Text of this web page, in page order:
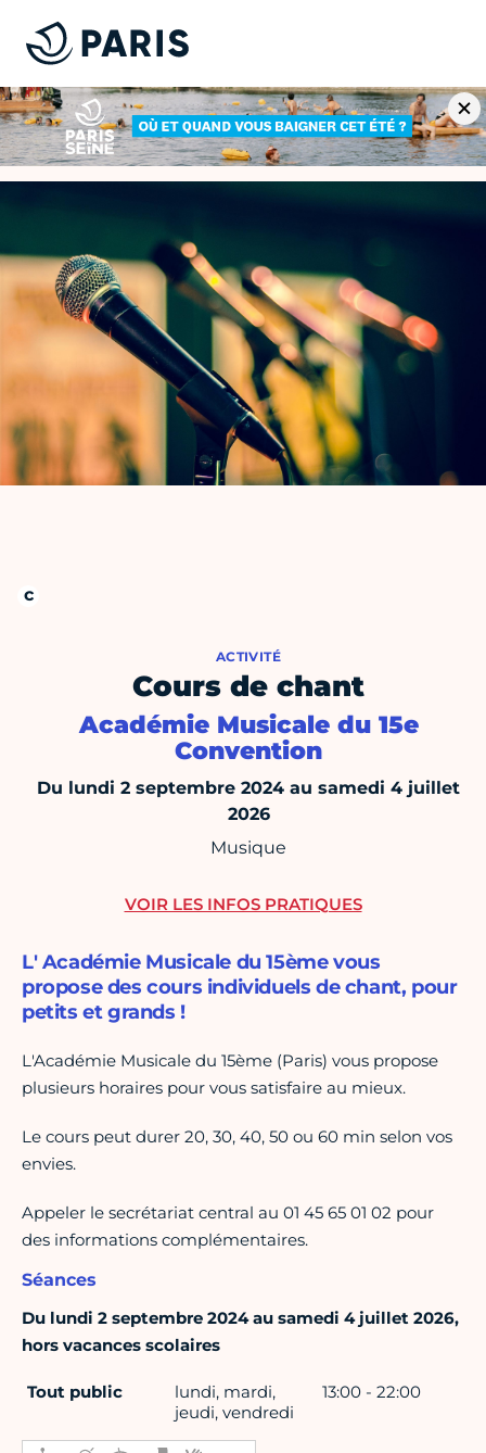
ACTIVITÉ
Cours de chant
Académie Musicale du 15e
Convention
Du lundi 2 septembre 2024 au samedi 4 juillet
2026
Musique
L' Académie Musicale du 15ème vous
propose des cours individuels de chant, pour
petits et grands !
L'Académie Musicale du 15ème (Paris) vous propose
plusieurs horaires pour vous satisfaire au mieux.
Le cours peut durer 20, 30, 40, 50 ou 60 min selon vos
envies.
Appeler le secrétariat central au 01 45 65 01 02 pour
des informations complémentaires.
Séances
Du lundi 2 septembre 2024 au samedi 4 juillet 2026,
hors vacances scolaires
Tout public
lundi, mardi,
jeudi, vendredi
13:00 - 22:00
VOIR LES INFOS PRATIQUES